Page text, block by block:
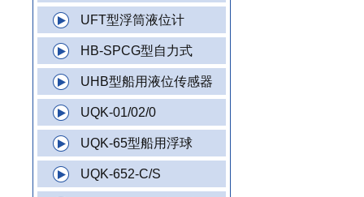
UFT型浮筒液位计
HB-SPCG型自力式
UHB型船用液位传感器
UQK-01/02/0
UQK-65型船用浮球
UQK-652-C/S